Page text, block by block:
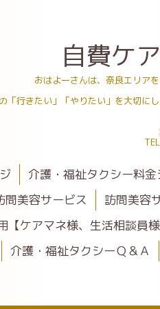
自費ケ
おはよーさんは、奈良エリア
「行きたい」「やりたい」を大切に
介護・福祉タクシー料
問美容サービス
訪問美容
【ケアマネ様、生活相談員様
介護・福祉タクシーＱ＆Ａ